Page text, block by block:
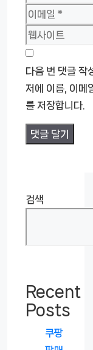
름
이
메
일
웹
사
이
트
다음 번 댓글 작
저에 이름, 이메
를 저장합니다.
검색
Recent
Posts
쿠팡